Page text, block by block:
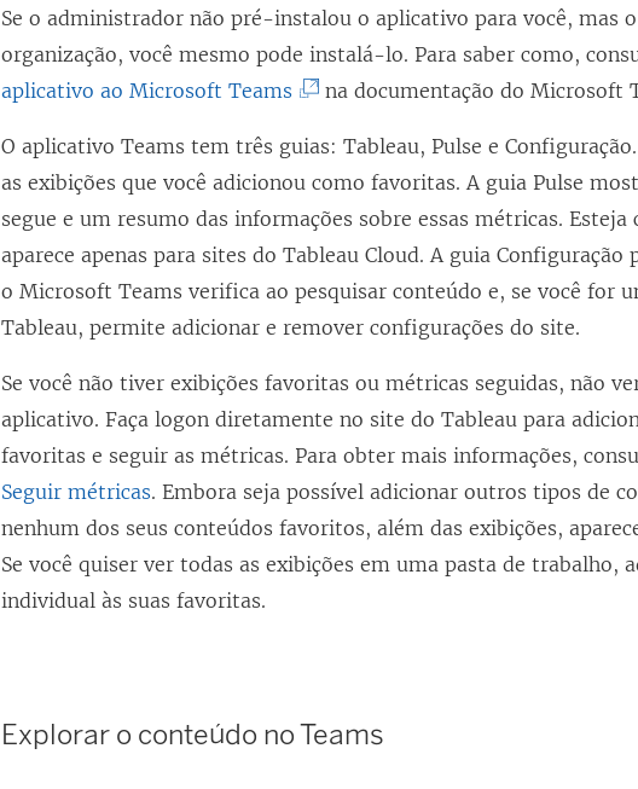
Se o administrador não pré-instalou o aplicativo para você, mas
organização, você mesmo pode instalá-lo. Para saber como,
aplicativo ao Microsoft Teams (
a
r
e
e
m
n
o
n
na documentação do Microsoft
O aplicativo Teams tem três guias: Tableau, Pulse e
as exibições que você adicionou como favoritas. A guia Pulse
segue e um resumo das informações sobre essas métricas. Esteja
aparece apenas para sites do Tableau Cloud. A guia
o Microsoft Teams verifica ao pesquisar conteúdo e, se você for
Tableau, permite adicionar e remover configurações do site.
Se você não tiver exibições favoritas ou métricas seguidas, não
aplicativo. Faça logon diretamente no site do Tableau para
favoritas e seguir as métricas. Para obter mais informações,
Seguir métricas. Embora seja possível adicionar outros tipos de
nenhum dos seus conteúdos favoritos, além das exibições,
Se você quiser ver todas as exibições em uma pasta de trabalho,
individual às suas favoritas.
Explorar o conteúdo no Teams